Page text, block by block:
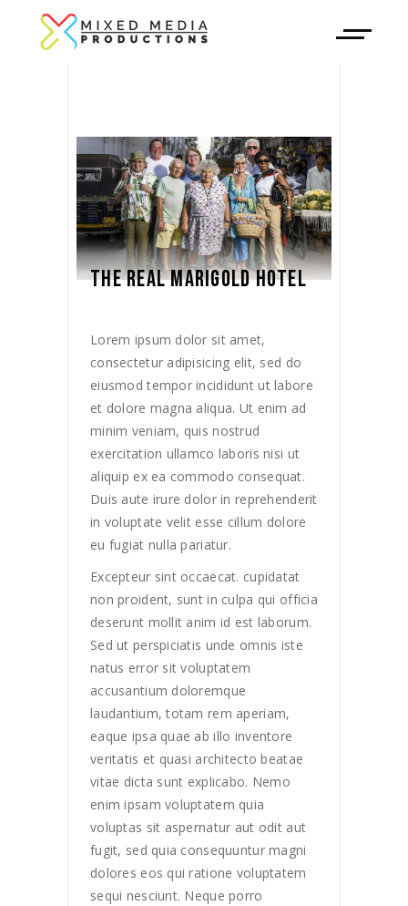
THE REAL MARIGOLD HOTEL
Lorem ipsum dolor sit amet,
consectetur adipisicing elit, sed do
eiusmod tempor incididunt ut labore
et dolore magna aliqua. Ut enim ad
minim veniam, quis nostrud
exercitation ullamco laboris nisi ut
aliquip ex ea commodo consequat.
Duis aute irure dolor in reprehenderit
in voluptate velit esse cillum dolore
eu fugiat nulla pariatur.
Excepteur sint occaecat. cupidatat
non proident, sunt in culpa qui officia
deserunt mollit anim id est laborum.
Sed ut perspiciatis unde omnis iste
natus error sit voluptatem
accusantium doloremque
laudantium, totam rem aperiam,
eaque ipsa quae ab illo inventore
veritatis et quasi architecto beatae
vitae dicta sunt explicabo. Nemo
enim ipsam voluptatem quia
voluptas sit aspernatur aut odit aut
fugit, sed quia consequuntur magni
dolores eos qui ratione voluptatem
sequi nesciunt. Neque porro